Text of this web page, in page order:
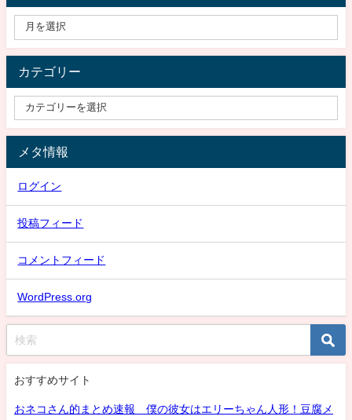
カテゴリー
メタ情報
ログイン
投稿フィード
コメントフィード
WordPress.org
おすすめサイト
おネコさん的まとめ速報 僕の彼女はエリーちゃん人形！豆腐メ